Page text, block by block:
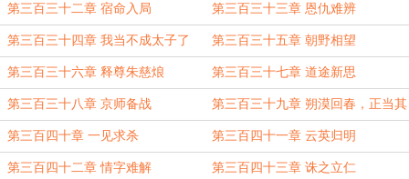
为
第三百三十二章 宿命入局 第三百三十三章 恩仇难辨
第三百三十四章 我当不成太子了 第三百三十五章 朝野相望
第三百三十六章 释尊朱慈烺 第三百三十七章 道途新思
第三百三十八章 京师备战 第三百三十九章 朔漠回春，正当其
时
第三百四十章 一见求杀 第三百四十一章 云英归明
第三百四十二章 情字难解 第三百四十三章 诛之立仁